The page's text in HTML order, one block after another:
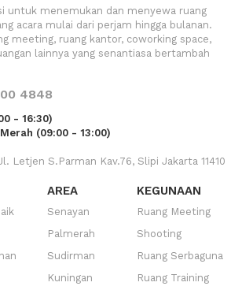
untuk menemukan dan menyewa ruang
acara mulai dari perjam hingga bulanan.
meeting, ruang kantor, coworking space,
lainnya yang senantiasa bertambah
4848
- 16:30)
(09:00 - 13:00)
Letjen S.Parman Kav.76, Slipi Jakarta 11410
AREA
Senayan
Palmerah
Sudirman
Kuningan
KEGUNAAN
Ruang Meeting
Shooting
Ruang Serbaguna
Ruang Training